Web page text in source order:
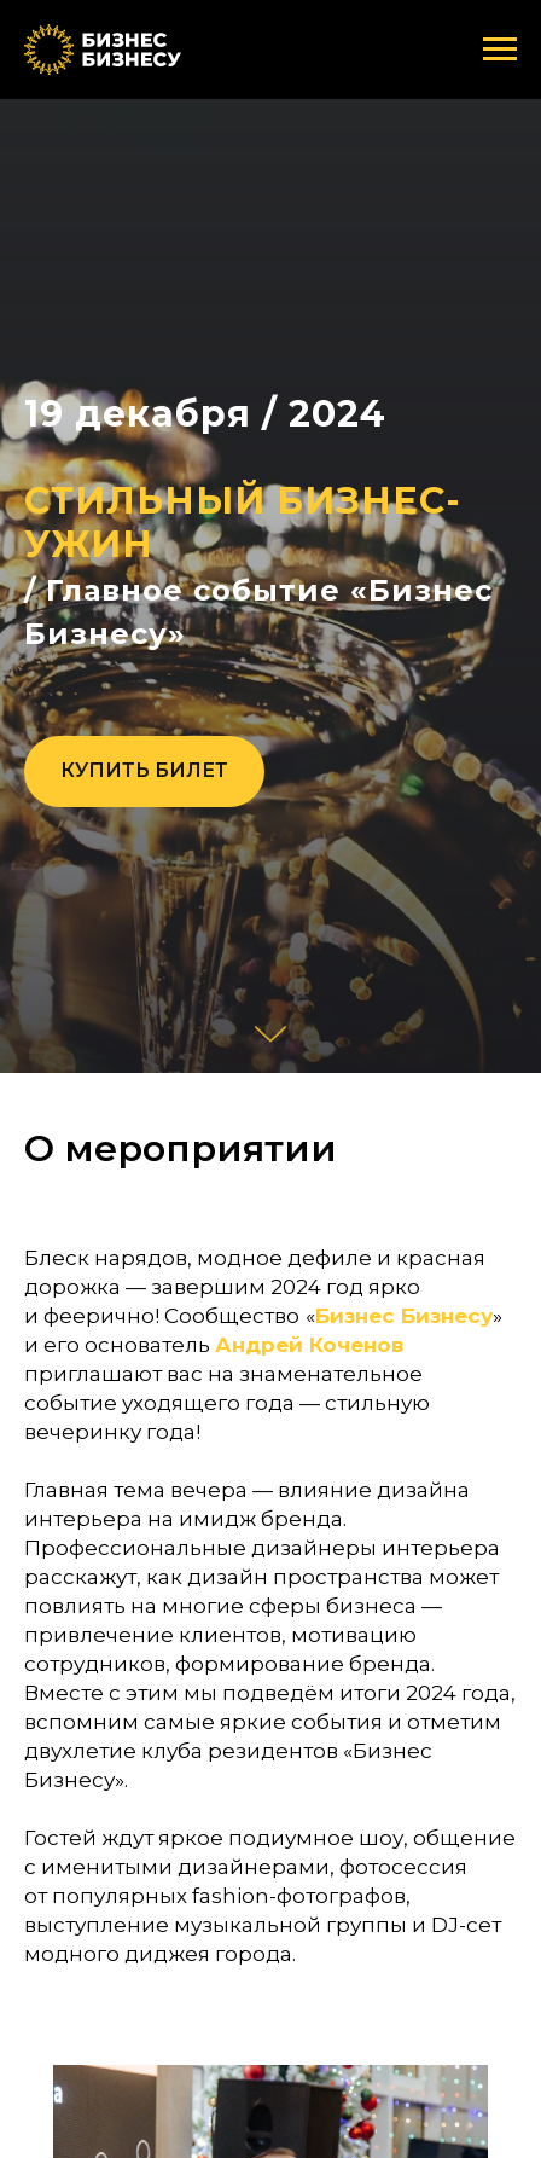
19 декабря / 2024
СТИЛЬНЫЙ БИЗНЕС-
УЖИН
/ Главное событие «Бизнес
Бизнесу»
КУПИТЬ БИЛЕТ
О мероприятии
Блеск нарядов, модное дефиле и красная
дорожка — завершим 2024 год ярко
и феерично! Сообщество «Бизнес Бизнесу»
и его основатель Андрей Коченов
приглашают вас на знаменательное
событие уходящего года — стильную
вечеринку года!
Главная тема вечера — влияние дизайна
интерьера на имидж бренда.
Профессиональные дизайнеры интерьера
расскажут, как дизайн пространства может
повлиять на многие сферы бизнеса —
привлечение клиентов, мотивацию
сотрудников, формирование бренда.
Вместе с этим мы подведём итоги 2024 года,
вспомним самые яркие события и отметим
двухлетие клуба резидентов «Бизнес
Бизнесу».
Гостей ждут яркое подиумное шоу, общение
с именитыми дизайнерами, фотосессия
от популярных fashion-фотографов,
выступление музыкальной группы и DJ-сет
модного диджея города.